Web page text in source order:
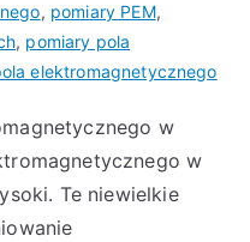
, pomiary PEM,
, pomiary pola
elektromagnetycznego
w
w
Te niewielkie